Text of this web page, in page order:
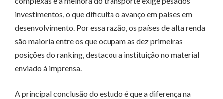
investimentos, o que dificulta o avanço em países em
desenvolvimento. Por essa razão, os países de alta renda
são maioria entre os que ocupam as dez primeiras
posições do ranking, destacou a instituição no material
enviado à imprensa.
A principal conclusão do estudo é que a diferença na